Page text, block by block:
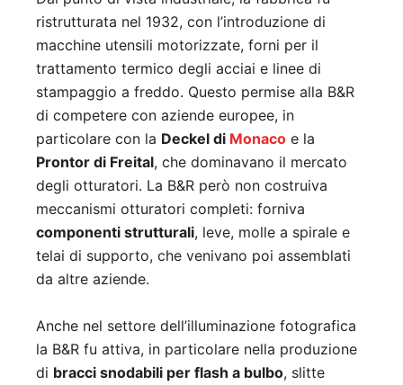
ristrutturata nel 1932, con l’introduzione di
macchine utensili motorizzate, forni per il
trattamento termico degli acciai e linee di
stampaggio a freddo. Questo permise alla B&R
di competere con aziende europee, in
particolare con la Deckel di Monaco e la
Prontor di Freital, che dominavano il mercato
degli otturatori. La B&R però non costruiva
meccanismi otturatori completi: forniva
componenti strutturali, leve, molle a spirale e
telai di supporto, che venivano poi assemblati
da altre aziende.
Anche nel settore dell’illuminazione fotografica
la B&R fu attiva, in particolare nella produzione
di bracci snodabili per flash a bulbo, slitte